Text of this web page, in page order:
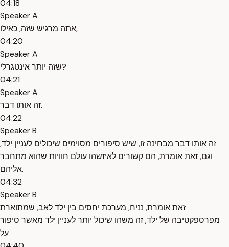
04:18
Speaker A
אתה מרגיש שזה, כאילו,
04:20
Speaker A
שזה יותר אינטגרלי?
04:21
Speaker A
זה אותו דבר.
04:22
Speaker B
זה אותו דבר מבחינה זו, שיש סיפורים מסוימים שיכולים לעניין ילד,
וגם, זאת אומרת, הם קשורים לאיזשהו עולם חוויות שהוא מתחבר
אליהם.
04:32
Speaker B
זאת אומרת, נניח, מערכת יחסים בין ילד לאב, שמתוארת
מפרספקטיבה של ילד, זה משהו שיכול יותר לעניין ילד מאשר סיפור
על